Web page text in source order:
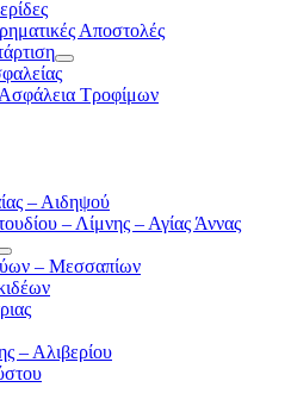
Αποστολές
Ασφάλεια Τροφίμων
– Αιδηψού
– Λίμνης – Αγίας Άννας
– Μεσσαπίων
– Αλιβερίου